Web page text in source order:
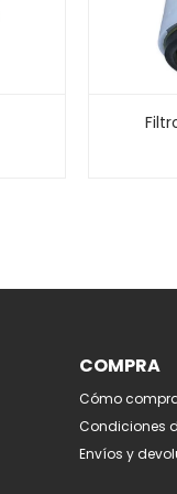
COMPRA
Cómo
Condiciones
Envíos y